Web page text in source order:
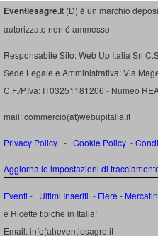
Eventiesagre.it (D) é un marchio
autorizzato non é ammesso
Responsabile Sito: Web Up Italia Srl
Sede Legale e Amministrativa: Via
C.F./P.Iva: IT03251181206 - Numeo
mail: commercio(at)webupitalia.it
Privacy Policy - Cookie Policy -
Aggiorna le impostazioni di
Eventi - Ultimi Inseriti - Fiere -
e Ricette tipiche in Italia!
Email: info(at)eventiesagre.it